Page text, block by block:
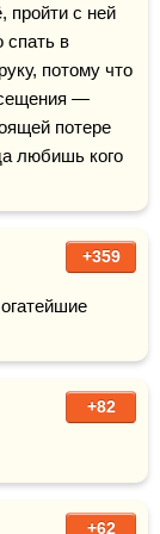
пройти с ней
потому что
—
потере
любишь кого
+359
+82
+62